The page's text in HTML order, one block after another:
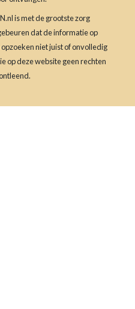
is met de grootste zorg
dat de informatie op
niet juist of onvolledig
op deze website geen rechten